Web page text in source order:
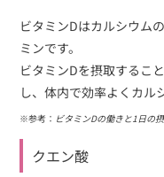
ビタミンDはカルシウム
ミンです。
ビタミンDを摂取するこ
し、体内で効率よくカル
※参考： ビタミンDの働きと1日の
クエン酸